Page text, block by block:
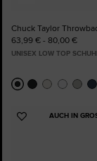
Chuck Taylor
63,99 € - 80,00 €
UNISEX LOW TOP
AUCH IN
Zu